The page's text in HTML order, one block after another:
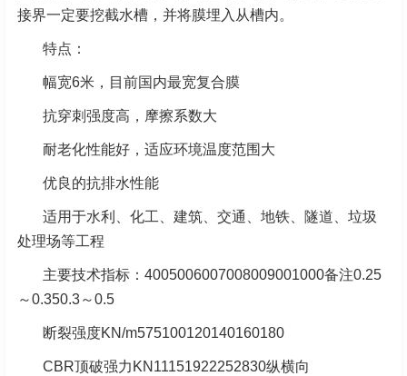
接界一定要挖截水槽，并将膜埋入从槽内。
特点：
幅宽6米，目前国内最宽复合膜
抗穿刺强度高，摩擦系数大
耐老化性能好，适应环境温度范围大
优良的抗排水性能
适用于水利、化工、建筑、交通、地铁、隧道、垃圾
处理场等工程
主要技术指标：4005006007008009001000备注0.25
～0.350.3～0.5
断裂强度KN/m575100120140160180
CBR顶破强力KN11151922252830纵横向